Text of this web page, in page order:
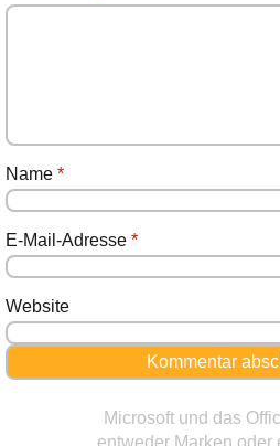
Name *
E-Mail-Adresse *
Website
Microsoft und das
entweder Marken oder